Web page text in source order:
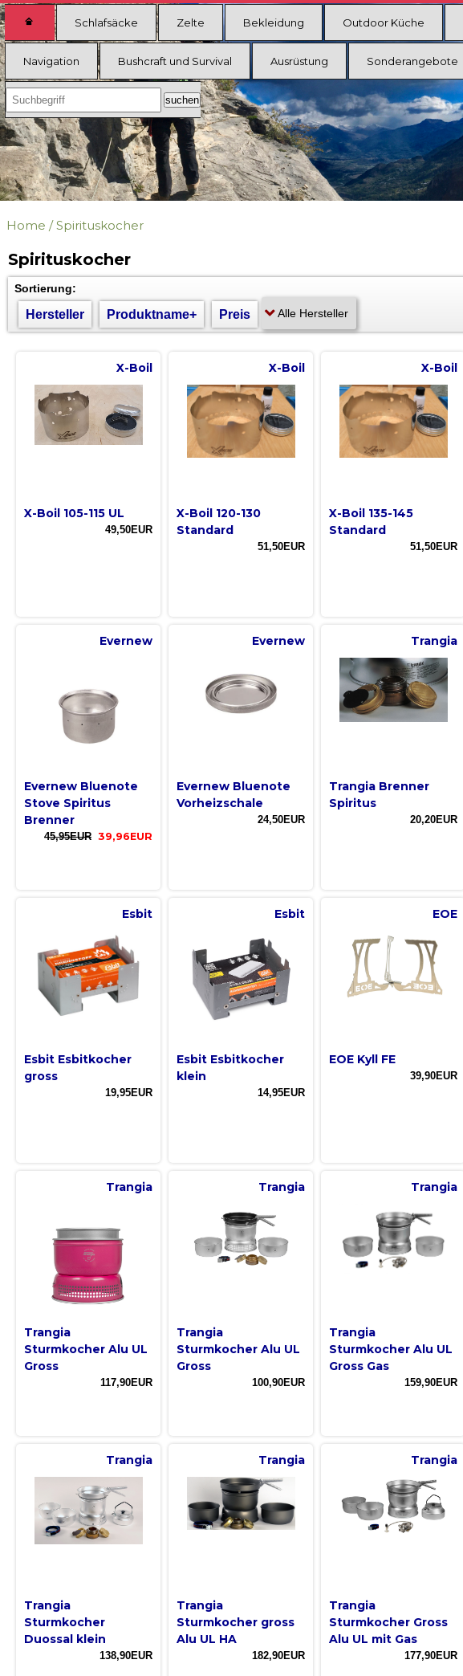
Schlafsäcke Zelte Bekleidung Outdoor Küche
Navigation Bushcraft und Survival Ausrüstung Sonderangebote
Home /Spirituskocher
Spirituskocher
Sortierung:
Hersteller Produktname+ Preis
X-Boil
X-Boil 105-115 UL
49,50EUR
X-Boil
X-Boil 120-130
Standard
51,50EUR
X-Boil
X-Boil 135-145
Standard
51,50EUR
Evernew
Evernew Bluenote
Stove Spiritus
Brenner
45,95EUR 39,96EUR
Evernew
Evernew Bluenote
Vorheizschale
24,50EUR
Trangia
Trangia Brenner
Spiritus
20,20EUR
Esbit
Esbit Esbitkocher
gross
19,95EUR
Esbit
Esbit Esbitkocher
klein
14,95EUR
EOE
EOE Kyll FE
39,90EUR
Trangia
Trangia
Sturmkocher Alu UL
Gross
117,90EUR
Trangia
Trangia
Sturmkocher Alu UL
Gross
100,90EUR
Trangia
Trangia
Sturmkocher Alu UL
Gross Gas
159,90EUR
Trangia
Trangia
Sturmkocher
Duossal klein
138,90EUR
Trangia
Trangia
Sturmkocher gross
Alu UL HA
182,90EUR
Trangia
Trangia
Sturmkocher Gross
Alu UL mit Gas
177,90EUR